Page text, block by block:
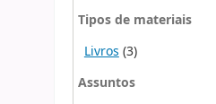
Tipos de materiais
Livros (3)
Assuntos